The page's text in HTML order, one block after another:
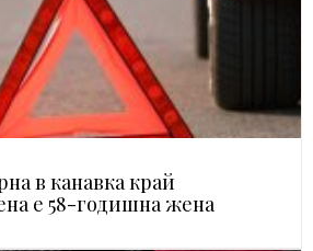
в канавка край
е 58-годишна жена